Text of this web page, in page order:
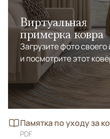
Виртуальная
примерка ковра
Загрузите фото своего
и посмотрите этот
Памятка по уходу за
PDF